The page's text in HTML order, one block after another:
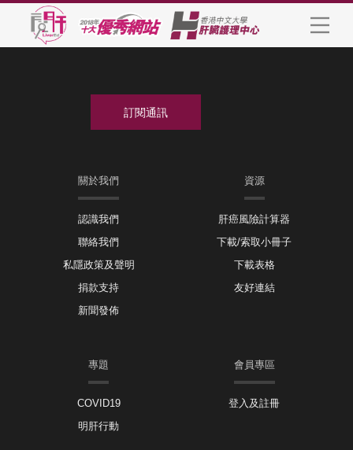
關於我們
認識我們
聯絡我們
私隱政策及聲明
捐款支持
新聞發佈
資源
肝癌風險計算器
下載/索取小冊子
下載表格
友好連結
專題
COVID19
明肝行動
會員專區
登入及註冊